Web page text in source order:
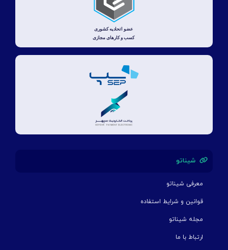
شیناتو
معرفی شیناتو
قوانین و شرایط استفاده
مجله شیناتو
ارتباط با ما